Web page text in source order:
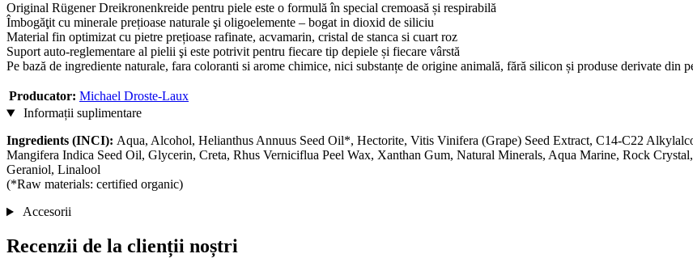
Original Rügener Dreikronenkreide pentru piele este o formulă în special cremoasă și respirabilă
Îmbogăţit cu minerale prețioase naturale şi oligoelemente – bogat in dioxid de siliciu
Material fin optimizat cu pietre prețioase rafinate, acvamarin, cristal de stanca si cuart roz
Suport auto-reglementare al pielii şi este potrivit pentru fiecare tip depiele și fiecare vârstă
Pe bază de ingrediente naturale, fara coloranti si arome chimice, nici substanțe de origine animală, fără silicon și produse derivate din
Producator: Michael Droste-Laux
Informații suplimentare
Ingredients (INCI): Aqua, Alcohol, Helianthus Annuus Seed Oil*, Hectorite, Vitis Vinifera (Grape) Seed Extract, C14-C22
Mangifera Indica Seed Oil, Glycerin, Creta, Rhus Verniciflua Peel Wax, Xanthan Gum, Natural Minerals, Aqua Marine, Rock
Geraniol, Linalool
(*Raw materials: certified organic)
Accesorii
Recenzii de la clienții noștri